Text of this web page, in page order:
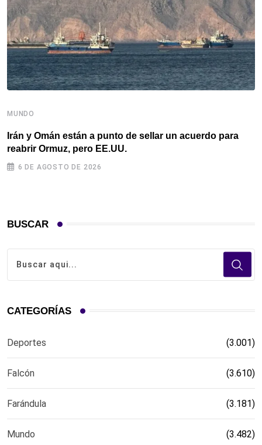
MUNDO
Irán y Omán están a punto de sellar un acuerdo para
reabrir Ormuz, pero EE.UU.
6 DE AGOSTO DE 2026
BUSCAR
CATEGORÍAS
Deportes (3.001)
Falcón (3.610)
Farándula (3.181)
Mundo (3.482)